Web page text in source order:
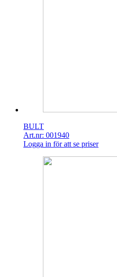
BULT
Art.nr: 001940
Logga in för att se priser